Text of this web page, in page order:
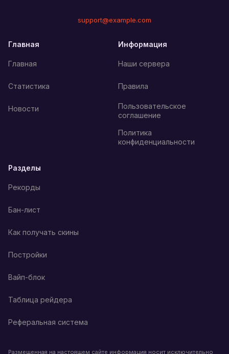
support@example.com
Главная
Главная
Статистика
Новости
Информация
Наши сервера
Правила
Пользовательское
соглашение
Политика
конфиденциальности
Разделы
Рекорды
Бан-лист
Как получать скины
Постройки
Вайп-блок
Таблица рейдера
Реферальная система
Размещенная на настоящем сайте информация носит исключительно